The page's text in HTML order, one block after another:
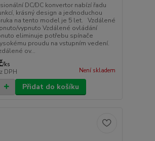
DC/DC konvertor nabízí řadu
krásný design a jednoduchou
na tento model je 5 let. Vzdálené
vypnuto Vzdálené ovládání
eliminuje potřebu spínače
proudu na vstupním vedení.
ov...
/ks
DPH Není skladem
Přidat do košíku